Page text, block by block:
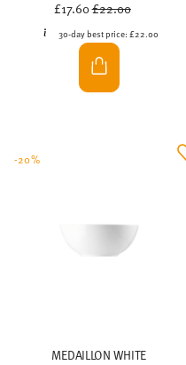
£17.60£22.00
30-day best price:£22.00
MEDAILLON WHITE
-20%